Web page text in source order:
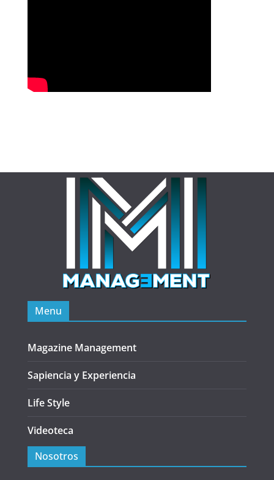
Menu
Magazine Management
Sapiencia y Experiencia
Life Style
Videoteca
Nosotros